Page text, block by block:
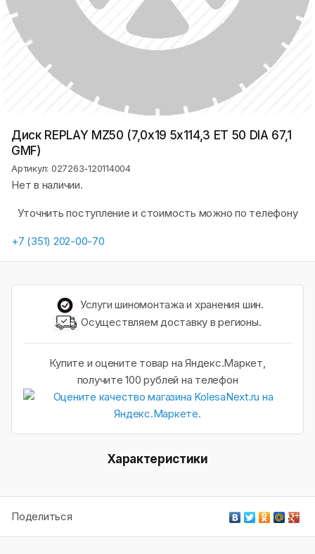
Диск REPLAY MZ50 (7,0х19 5x114,3 ET 50 DIA 67,1
GMF)
Артикул: 027263-120114004
Нет в наличии.
Уточнить поступление и стоимость можно по телефону
+7 (351) 202-00-70
Услуги шиномонтажа и хранения шин.
Осуществляем доставку в регионы.
Купите и оцените товар на Яндекс.Маркет,
получите 100 рублей на телефон
Характеристики
Поделиться